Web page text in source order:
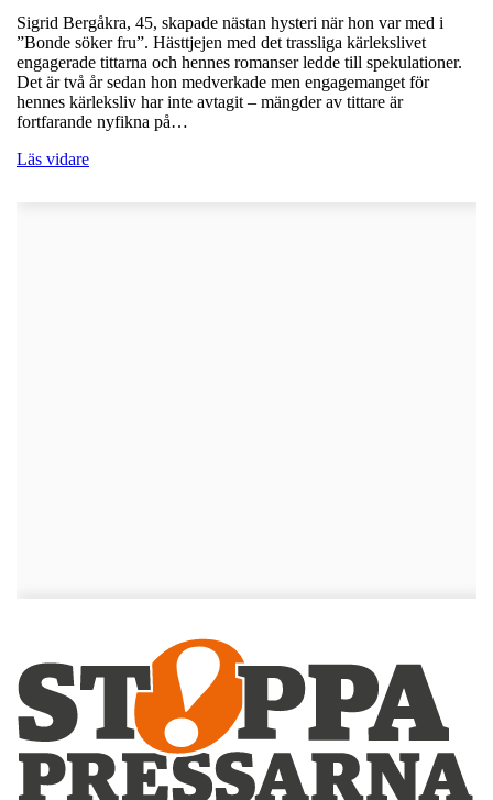
Sigrid Bergåkra, 45, skapade nästan hysteri när hon var med i
”Bonde söker fru”. Hästtjejen med det trassliga kärlekslivet
engagerade tittarna och hennes romanser ledde till spekulationer.
Det är två år sedan hon medverkade men engagemanget för
hennes kärleksliv har inte avtagit – mängder av tittare är
fortfarande nyfikna på…
Läs vidare